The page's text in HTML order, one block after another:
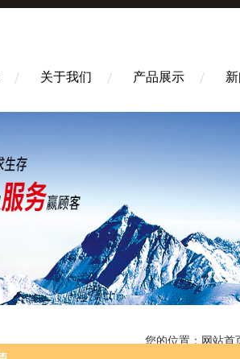
关于我们 产品展示
您的位置： 网站首